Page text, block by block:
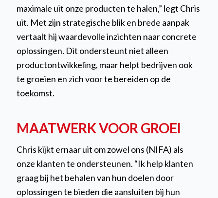
maximale uit onze producten te halen,” legt Chris
uit. Met zijn strategische blik en brede aanpak
vertaalt hij waardevolle inzichten naar concrete
oplossingen. Dit ondersteunt niet alleen
productontwikkeling, maar helpt bedrijven ook
te groeien en zich voor te bereiden op de
toekomst.
MAATWERK VOOR GROEI
Chris kijkt ernaar uit om zowel ons (NIFA) als
onze klanten te ondersteunen. “Ik help klanten
graag bij het behalen van hun doelen door
oplossingen te bieden die aansluiten bij hun